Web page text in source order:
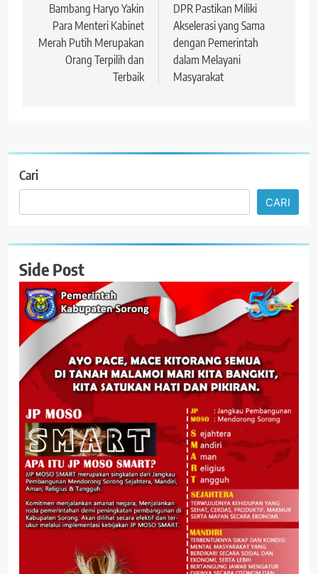
pos
Bambang Haryo Yakin
Para Menteri Kabinet
Merah Putih Merupakan
Orang Terpilih dan
Terbaik
DPR Pastikan Miliki
Akselerasi yang Sama
dengan Pemerintah
dalam Melayani
Masyarakat
Cari
CARI
Side Post